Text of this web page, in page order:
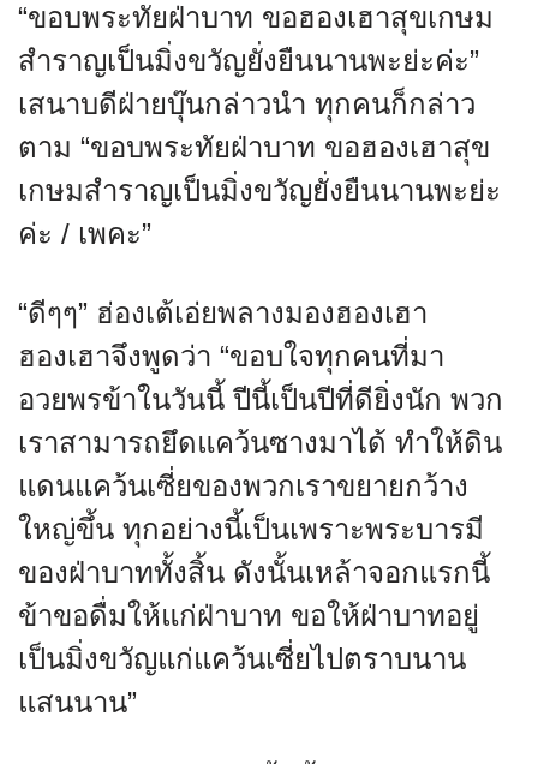
“ขอบพระทัยฝ่าบาท ขอฮองเฮาสุขเกษม
สำราญเป็นมิ่งขวัญยั่งยืนนานพะย่ะค่ะ”
เสนาบดีฝ่ายบุ๊นกล่าวนำ ทุกคนก็กล่าว
ตาม “ขอบพระทัยฝ่าบาท ขอฮองเฮาสุข
เกษมสำราญเป็นมิ่งขวัญยั่งยืนนานพะย่ะ
ค่ะ / เพคะ”
“ดีๆๆ” ฮ่องเต้เอ่ยพลางมองฮองเฮา
ฮองเฮาจึงพูดว่า “ขอบใจทุกคนที่มา
อวยพรข้าในวันนี้ ปีนี้เป็นปีที่ดียิ่งนัก พวก
เราสามารถยึดแคว้นซางมาได้ ทำให้ดิน
แดนแคว้นเซี่ยของพวกเราขยายกว้าง
ใหญ่ขึ้น ทุกอย่างนี้เป็นเพราะพระบารมี
ของฝ่าบาททั้งสิ้น ดังนั้นเหล้าจอกแรกนี้
ข้าขอดื่มให้แก่ฝ่าบาท ขอให้ฝ่าบาทอยู่
เป็นมิ่งขวัญแก่แคว้นเซี่ยไปตราบนาน
แสนนาน”